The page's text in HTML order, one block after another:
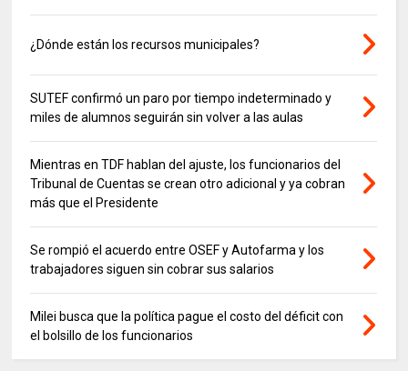
¿Dónde están los recursos municipales?
SUTEF confirmó un paro por tiempo indeterminado y
miles de alumnos seguirán sin volver a las aulas
Mientras en TDF hablan del ajuste, los funcionarios del
Tribunal de Cuentas se crean otro adicional y ya cobran
más que el Presidente
Se rompió el acuerdo entre OSEF y Autofarma y los
trabajadores siguen sin cobrar sus salarios
Milei busca que la política pague el costo del déficit con
el bolsillo de los funcionarios